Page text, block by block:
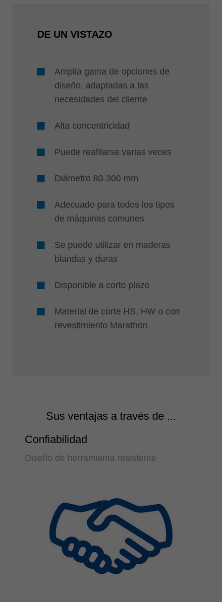
DE UN VISTAZO
Amplia gama de opciones de
diseño, adaptadas a las
necesidades del cliente
Alta concentricidad
Puede reafilarse varias veces
Diámetro 80-300 mm
Adecuado para todos los tipos
de máquinas comunes
Se puede utilizar en maderas
blandas y duras
Disponible a corto plazo
Material de corte HS, HW o con
revestimiento Marathon
Sus ventajas a través de ...
Confiabilidad
Diseño de herramienta resistente